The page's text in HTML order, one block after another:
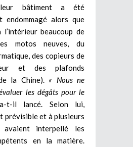
leur bâtiment a été
endommagé alors que
beaucoup de
motos neuves, du
des copieurs de
et des plafonds
la Chine). « Nous ne
les dégâts pour le
il lancé. Selon lui,
prévisible et à plusieurs
avaient interpellé les
en la matière.